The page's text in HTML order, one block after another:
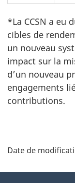
*La CCSN a eu
cibles de
un nouveau
impact sur la
d’un nouveau
engagements
contributions.
é
Date de